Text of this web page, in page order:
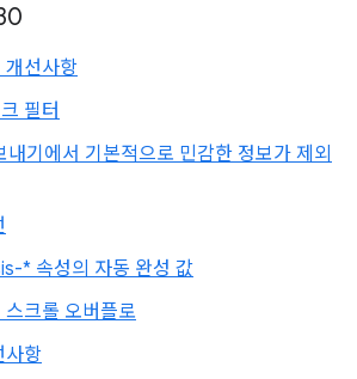
개선사항
필터
내기에서 기본적으로 민감한 정보가 제외
* 속성의 자동 완성 값
크롤 오버플로
사항